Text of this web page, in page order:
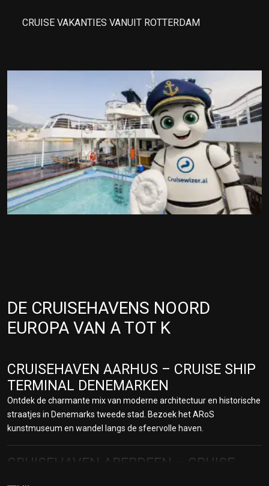
CRUISE VAKANTIES VANUIT ROTTERDAM
DE CRUISEHAVENS NOORD
EUROPA VAN A TOT K
CRUISEHAVEN AARHUS – CRUISE SHIP
TERMINAL DENEMARKEN
Ontdek de charmante mix van moderne architectuur en historische
straatjes in Denemarks tweede stad. Bezoek het ARoS
kunstmuseum en wandel langs de sfeervolle haven.
CRUISEHAVEN ABERDEEN – CRUISE